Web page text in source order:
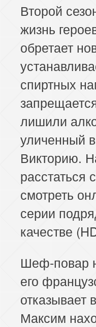
Второй
жизнь
обретает
спиртных
лишили
уличенный
Викторию.
расстаться
смотреть
серии
качестве
Шеф-повар
его
отказывает
Максим